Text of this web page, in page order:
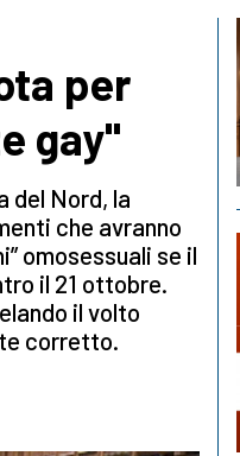
per
gay"
del Nord, la
che avranno
omosessuali se il
il 21 ottobre.
il volto
corretto.